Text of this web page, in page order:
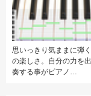
思いっきり気ままに弾
の楽しさ。自分の力を
奏する事がピアノ…